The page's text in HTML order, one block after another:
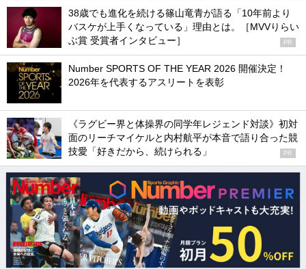
38歳でも進化を続ける篠山竜青が語る「10年前より
バスケが上手くなっている」理由とは。［MVVりらい
ぶ賞 受賞者インタビュー］
PR
Number SPORTS OF THE YEAR 2026 開催決定！
2026年を代表するアスリートを表彰
《ラグビー界と体操界の同学年レジェンド対談》初対
面のリーチマイケルと内村航平が本音で語り合った競
技愛「好きだから、続けられる」
PR